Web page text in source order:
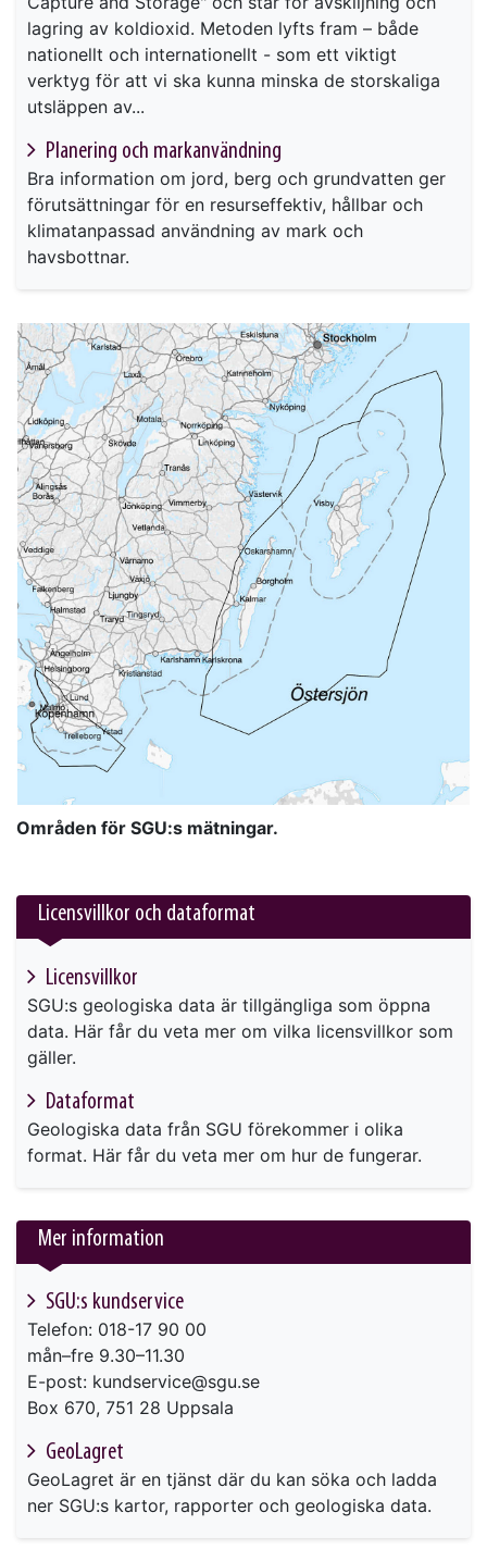
lagring av koldioxid. Metoden lyfts fram – både
nationellt och internationellt - som ett viktigt
verktyg för att vi ska kunna minska de storskaliga
utsläppen av...
Planering och markanvändning
Bra information om jord, berg och grundvatten ger
förutsättningar för en resurseffektiv, hållbar och
klimatanpassad användning av mark och
havsbottnar.
Områden för SGU:s mätningar.
Licensvillkor och dataformat
Licensvillkor
SGU:s geologiska data är tillgängliga som öppna
data. Här får du veta mer om vilka licensvillkor som
gäller.
Dataformat
Geologiska data från SGU förekommer i olika
format. Här får du veta mer om hur de fungerar.
Mer information
SGU:s kundservice
Telefon: 018-17 90 00
mån–fre 9.30–11.30
E-post: kundservice@sgu.se
Box 670, 751 28 Uppsala
GeoLagret
GeoLagret är en tjänst där du kan söka och ladda
ner SGU:s kartor, rapporter och geologiska data.